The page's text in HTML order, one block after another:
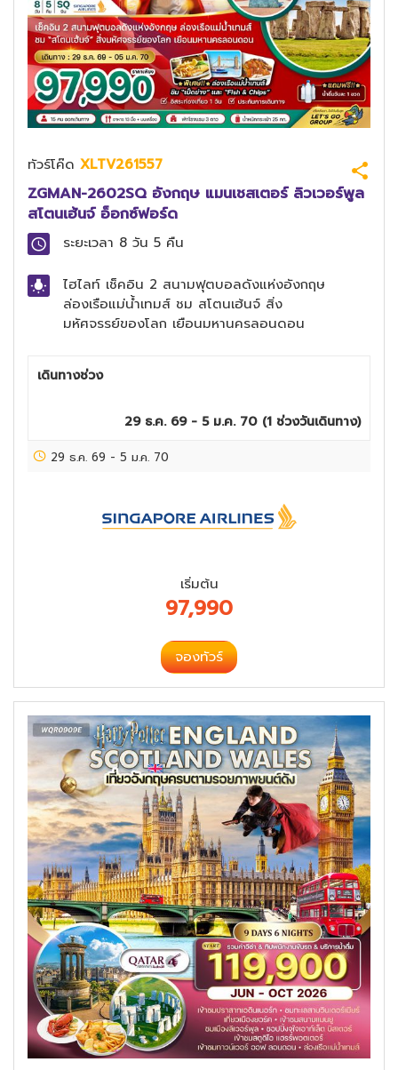
ทัวร์โค๊ด XLTV261557
ZGMAN-2602SQ อังกฤษ แมนเชสเตอร์ ลิวเวอร์พูล
สโตนเฮ้นจ์ อ็อกซ์ฟอร์ด
ระยะเวลา 8 วัน 5 คืน
ไฮไลท์ เช็คอิน 2 สนามฟุตบอลดังแห่งอังกฤษ
ล่องเรือแม่น้ำเทมส์ ชม สโตนเฮ้นจ์ สิ่ง
มหัศจรรย์ของโลก เยือนมหานครลอนดอน
เดินทางช่วง
29 ธ.ค. 69 - 5 ม.ค. 70 (1 ช่วงวันเดินทาง)
29 ธ.ค. 69 - 5 ม.ค. 70
เริ่มต้น
97,990
จองทัวร์